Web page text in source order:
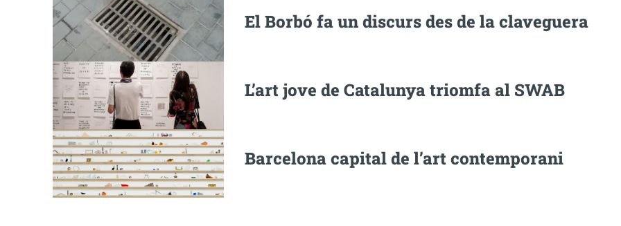
El Borbó fa un discurs des de la claveguera
L’art jove de Catalunya triomfa al SWAB
Barcelona capital de l’art contemporani